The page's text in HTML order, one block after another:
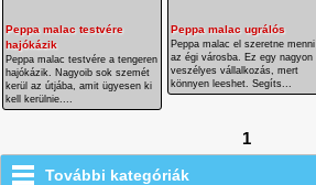
Peppa malac testvére
hajókázik
Peppa malac testvére a tengeren
hajókázik. Nagyoib sok szemét
kerül az útjába, amit ügyesen ki
kell kerülnie....
Peppa malac ugrálós
Peppa malac el szeretne menni
az égi városba. Ez egy nagyon
veszélyes vállalkozás, mert
könnyen leeshet. Segíts...
1
További kategóriák